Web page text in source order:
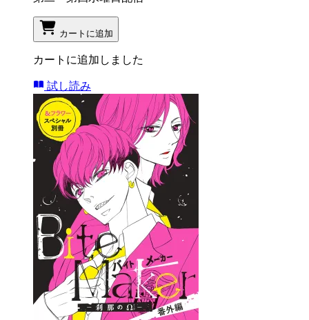
カートに追加
カートに追加しました
試し読み